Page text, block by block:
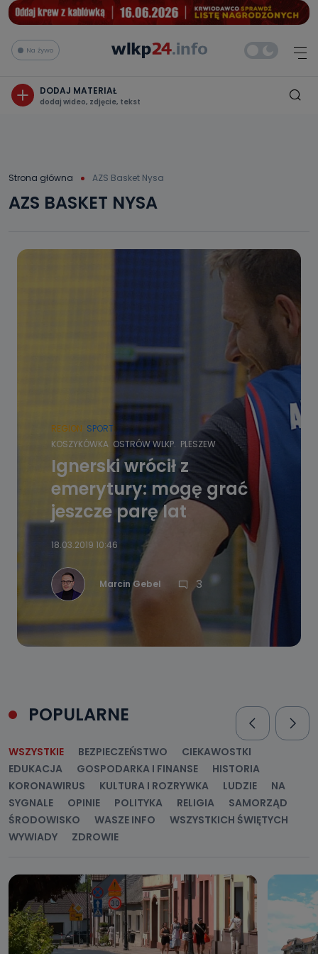
Na żywo
DODAJ MATERIAŁ
dodaj wideo, zdjęcie, tekst
Strona główna AZS Basket Nysa
AZS BASKET NYSA
REGION SPORT
KOSZYKÓWKA OSTRÓW WLKP. PLESZEW
Ignerski wrócił z
emerytury: mogę grać
jeszcze parę lat
18.03.2019 10:46
Marcin Gebel 3
POPULARNE
WSZYSTKIE BEZPIECZEŃSTWO
CIEKAWOSTKI
EDUKACJA
GOSPODARKA I FINANSE
HISTORIA
KORONAWIRUS
KULTURA I ROZRYWKA LUDZIE
NA
SYGNALE
OPINIE POLITYKA RELIGIA
SAMORZĄD
ŚRODOWISKO
WASZE INFO
WSZYSTKICH ŚWIĘTYCH
WYWIADY
ZDROWIE